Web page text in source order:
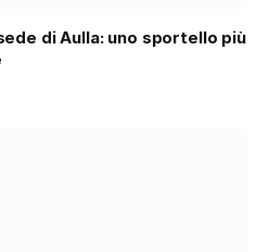
di Aulla: uno sportello più